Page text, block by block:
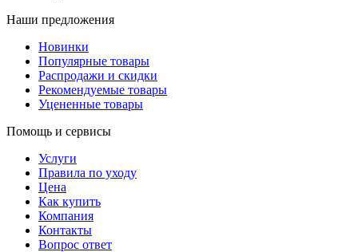
Наши предложения
Новинки
Популярные товары
Распродажи и скидки
Рекомендуемые товары
Уцененные товары
Помощь и сервисы
Услуги
Правила по уходу
Цена
Как купить
Компания
Контакты
Вопрос ответ